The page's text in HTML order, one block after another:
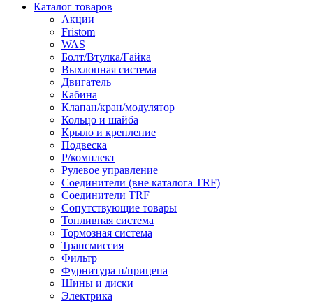
Каталог товаров
Акции
Fristom
WAS
Болт/Втулка/Гайка
Выхлопная система
Двигатель
Кабина
Клапан/кран/модулятор
Кольцо и шайба
Крыло и крепление
Подвеска
Р/комплект
Рулевое управление
Соединители (вне каталога TRF)
Соединители TRF
Сопутствующие товары
Топливная система
Тормозная система
Трансмиссия
Фильтр
Фурнитура п/прицепа
Шины и диски
Электрика